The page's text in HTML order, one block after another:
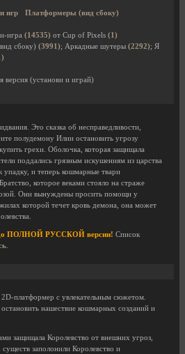
игр
Платформеры (вид сбоку)
игра (14535) от Cup of Pixels (1)
сбоку) (3991); Аркадные шутеры (2292); Я
версия (установи и играй)
Это сказка об несправедливости,
полудемону Илии остановить угрозу
грехи. Оболочка, которая защищала
поддались грязным искушениям из царства
упадку, и теперь кошмарные твари
которое веками стояло на страже
Они вынуждены просить помощи у
которой течет кровь демона, она может
до ПОЛНОЙ РУССКОЙ версии! Список
.
платформер с увлекательным сюжетом.
нашествие кошмарных созданий и
защищала Королевство от внешних угроз,
заполонили Королевство и